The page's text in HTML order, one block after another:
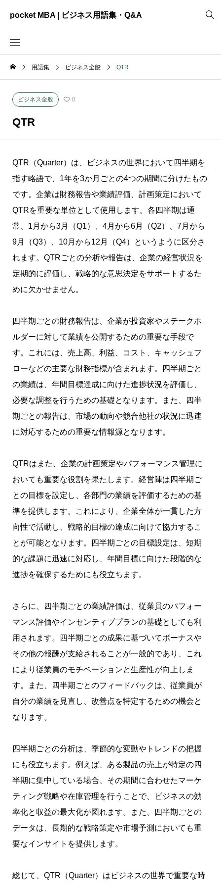
pocket MBA | ビジネス用語集・Q&A
ビジネス全般
資料作成
用語集 ビジネス全般 QTR
ビジネス全般 0
QTR
QTR（Quarter）は、ビジネスの世界において四半期を
指す略語で、1年を3か月ごとの4つの期間に分けたもの
です。企業は財務報告や業績評価、計画策定において
QTRを重要な単位として使用します。各四半期は通
常、1月から3月（Q1）、4月から6月（Q2）、7月から
9月（Q3）、10月から12月（Q4）というように区分さ
れます。QTRごとの分析や報告は、企業の経営状況を
定期的に評価し、戦略的な意思決定をサポートするた
めに欠かせません。
四半期ごとの財務報告は、企業が投資家やステークホ
ルダーに対して業績を公開するための重要な手段で
す。これには、売上高、利益、コスト、キャッシュフ
ローなどの主要な財務指標が含まれます。四半期ごと
の業績は、年間目標達成に向けた進捗状況を評価し、
必要な調整を行うための基礎となります。また、四半
期ごとの報告は、市場の動向や競合他社の状況に迅速
に対応するための重要な情報源となります。
QTRはまた、企業の計画策定やパフォーマンス管理に
おいても重要な役割を果たします。経営陣は四半期ご
との目標を設定し、各部門の業績を評価するための基
準を提供します。これにより、企業全体が一貫した方
向性で活動し、戦略的目標の達成に向けて協力するこ
とが可能となります。四半期ごとの目標設定は、短期
的な課題に迅速に対応し、年間目標に向けた段階的な
進捗を確保するためにも役立ちます。
さらに、四半期ごとの業績評価は、従業員のパフォー
マンス評価やインセンティブプランの基礎としても利
用されます。四半期ごとの成果に基づいてボーナスや
その他の報酬が支給されることが一般的であり、これ
により従業員のモチベーションと生産性が向上しま
す。また、四半期ごとのフィードバックは、従業員が
自分の業績を見直し、改善点を特定するための機会と
なります。
四半期ごとの分析は、季節的な変動やトレンドの把握
にも役立ちます。例えば、ある製品の売上が特定の四
半期に集中している場合、その期間に合わせたマーケ
ティング戦略や在庫管理を行うことで、ビジネスの効
率化と収益の最大化が図れます。また、四半期ごとの
データは、長期的な戦略策定や市場予測においても重
要なインサイトを提供します。
総じて、QTR（Quarter）はビジネスの世界で重要な時